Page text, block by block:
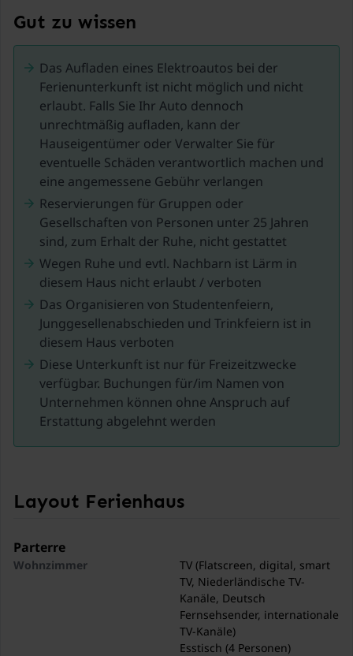
Es bietet verschiedene Aktivitäten und Attraktionen.
Goedereede hat ein charmantes historisches Zentrum
mit gut erhaltenen Gebäuden und Straßen, die zum
Bummeln einladen. Besuchen Sie auch die Grote Kerk
aus dem 15. Jahrhundert und schlendern Sie am alten
Hafen entlang. Erklimmen Sie den Turm der Großen
Kirche und genießen Sie die Aussicht auf die
Umgebung. Der Turm ist ein markantes Merkmal der
Stadt und bietet einen atemberaubenden
Panoramablick.
In der Umgebung gibt es viele Naturschönheiten zu
entdecken. Erkunden Sie zum Beispiel die nahe
gelegenen Naturschutzgebiete wie das Kwade Hoek,
ein wunderschönes Naturschutzgebiet mit Dünen,
Stränden und Grasland. Hier kann man wunderbar
wandern und Vögel beobachten. In der Region gibt es
ausgedehnte Rad- und Wanderwege. Sie können
durch die Landschaft radeln oder an der Küste
entlang wandern und die schöne Landschaft
genießen.
Natürlich darf ein Strandbesuch nicht fehlen, denn zu
jeder Jahreszeit ist es schön, an den Stränden von
Strände sind ideal für Aktivitäten wie Schwimmen,
Kitesurfen und Windsurfen. Die Strände von Goeree-
Overflakkee sind breit und sauber, ideal für einen
Gut zu wissen
Das Aufladen eines Elektroautos bei der
Ferienunterkunft ist nicht möglich und nicht
erlaubt. Falls Sie Ihr Auto dennoch
unrechtmäßig aufladen, kann der
Hauseigentümer oder Verwalter Sie für
eventuelle Schäden verantwortlich machen und
eine angemessene Gebühr verlangen
Reservierungen für Gruppen oder
Gesellschaften von Personen unter 25 Jahren
sind, zum Erhalt der Ruhe, nicht gestattet
Wegen Ruhe und evtl. Nachbarn ist Lärm in
diesem Haus nicht erlaubt / verboten
Das Organisieren von Studentenfeiern,
Junggesellenabschieden und Trinkfeiern ist in
diesem Haus verboten
Diese Unterkunft ist nur für Freizeitzwecke
verfügbar. Buchungen für/im Namen von
Unternehmen können ohne Anspruch auf
Erstattung abgelehnt werden
Layout Ferienhaus
Parterre
Wohnzimmer
TV (Flatscreen, digital, smart
TV, Niederländische TV-
Kanäle, Deutsch
Fernsehsender, internationale
TV-Kanäle)
Esstisch (4 Personen)